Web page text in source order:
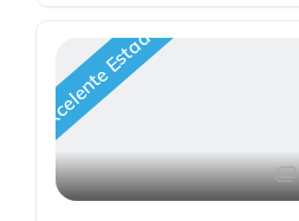
Excelente Estado